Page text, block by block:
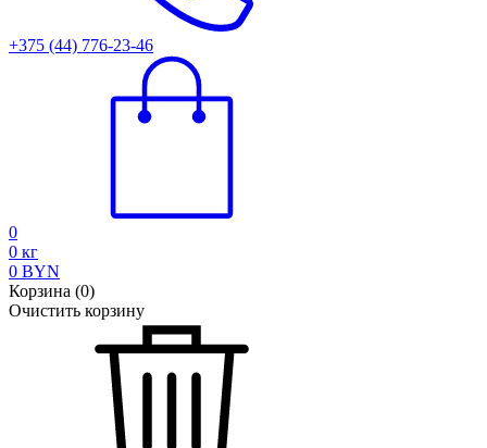
+375 (44) 776-23-46
0
0 кг
0 BYN
Корзина (0)
Очистить корзину